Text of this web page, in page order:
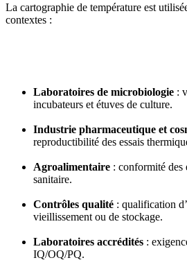
La cartographie de température est
contextes :
Laboratoires de microbiologie :
incubateurs et étuves de culture.
Industrie pharmaceutique et
reproductibilité des essais
Agroalimentaire : conformité des
sanitaire.
Contrôles qualité : qualification
vieillissement ou de stockage.
Laboratoires accrédités :
IQ/OQ/PQ.